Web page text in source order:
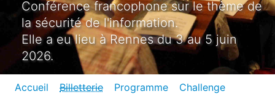
Conférence francophone sur le thème de
la sécurité de l'information.
Elle a eu lieu à Rennes du 3 au 5 juin
2026.
Accueil Billetterie Programme Challenge